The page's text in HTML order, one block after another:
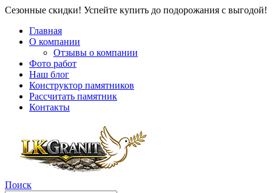
Сезонные скидки! Успейте купить до подорожания с выгодой!
Главная
О компании
Отзывы о компании
Фото работ
Наш блог
Конструктор памятников
Рассчитать памятник
Контакты
Поиск